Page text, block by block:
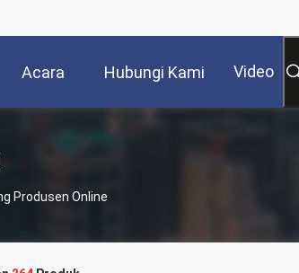
Acara Hubungi Kami Video
Produsen Online